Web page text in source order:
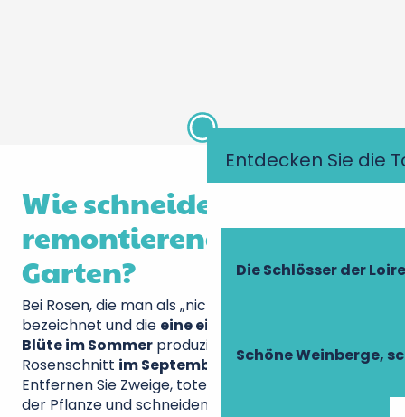
Entdecken Sie die
Die Schlösser der Loire
Schöne Weinberge,
Château de Valmer - Vins et Jardins
Wie schneidet man nicht
remontierende Rosen im
Garten?
Bei Rosen, die man als „nicht remontierend“
bezeichnet und die eine einzige wunderschöne
Blüte im Sommer produzieren, wird der
Rosenschnitt im September
durchgeführt.
Entfernen Sie Zweige, tote oder kranke Äste von
der Pflanze und schneiden Sie die gerade